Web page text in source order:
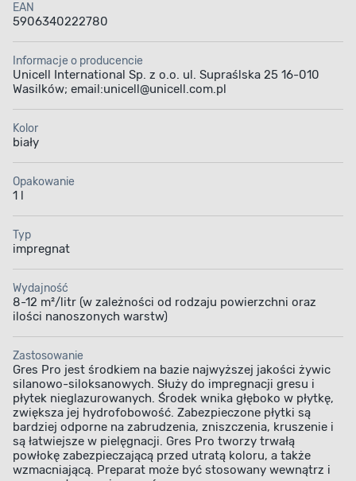
EAN
5906340222780
Informacje o producencie
Unicell International Sp. z o.o. ul. Supraślska 25 16-010
Wasilków; email:unicell@unicell.com.pl
Kolor
biały
Opakowanie
1 l
Typ
impregnat
Wydajność
8-12 m²/litr (w zależności od rodzaju powierzchni oraz
ilości nanoszonych warstw)
Zastosowanie
Gres Pro jest środkiem na bazie najwyższej jakości żywic
silanowo-siloksanowych. Służy do impregnacji gresu i
płytek nieglazurowanych. Środek wnika głęboko w płytkę,
zwiększa jej hydrofobowość. Zabezpieczone płytki są
bardziej odporne na zabrudzenia, zniszczenia, kruszenie i
są łatwiejsze w pielęgnacji. Gres Pro tworzy trwałą
powłokę zabezpieczającą przed utratą koloru, a także
wzmacniającą. Preparat może być stosowany wewnątrz i